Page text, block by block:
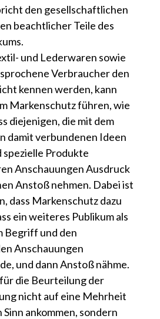
den gesellschaftlichen
beachtlicher Teile des
und Lederwaren sowie
Verbraucher den
kennen werden, kann
Markenschutz führen, wie
diejenigen, die mit dem
damit verbundenen Ideen
Produkte
Anschauungen Ausdruck
Anstoß nehmen. Dabei ist
dass Markenschutz dazu
ein weiteres Publikum als
Begriff und den
Anschauungen
und dann Anstoß nähme.
die Beurteilung der
nicht auf eine Mehrheit
ankommen, sondern